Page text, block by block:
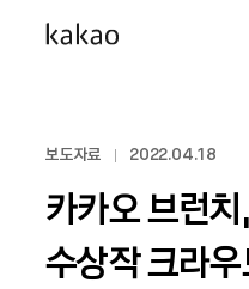
보도자료 2022.04.18
카카오 브런
수상작 크라